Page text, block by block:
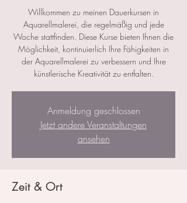
Willkommen zu meinen Dauerkursen in
Aquarellmalerei, die regelmäßig und jede
Woche stattfinden. Diese Kurse bieten Ihnen die
Möglichkeit, kontinuierlich Ihre Fähigkeiten in
der Aquarellmalerei zu verbessern und Ihre
künstlerische Kreativität zu entfalten.
Anmeldung geschlossen
Jetzt andere Veranstaltungen
ansehen
Zeit & Ort